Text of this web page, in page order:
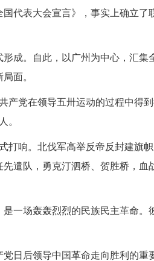
代表大会宣言》，事实上确立了
成。自此，以广州为中心，汇集
面。
产党在领导五卅运动的过程中得到
。
打响。北伐军高举反帝反封建旗
遣队，勇克汀泗桥、贺胜桥，血
一场轰轰烈烈的民族民主革命。
日后领导中国革命走向胜利的重